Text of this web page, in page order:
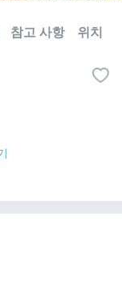
참고 사항 위치